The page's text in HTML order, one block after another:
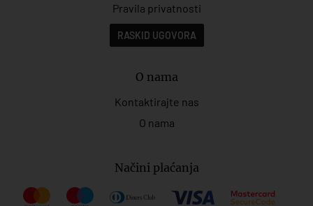
Pravila privatnosti
RASKID UGOVORA
O nama
Kontaktirajte nas
O nama
Načini plaćanja